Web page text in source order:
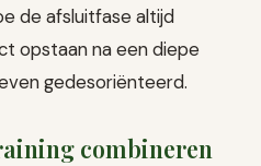
de afsluitfase altijd
opstaan na een diepe
gedesoriënteerd.
combineren